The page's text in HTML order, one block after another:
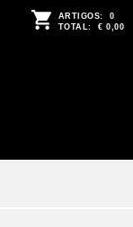
ARTIGOS: 0
TOTAL: € 0,00